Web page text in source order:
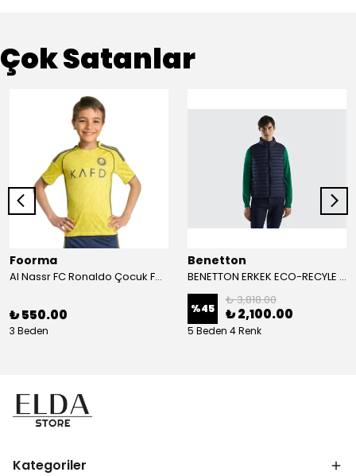
Çok Satanlar
Foorma
Al Nassr FC Ronaldo Çocuk Forma 2'li Takım(Şort/T-Shirt)
₺ 550.00
3 Beden
Benetton
BENETTON ERKEK ECO-RECYLE DOLGULU PUFA YELEK
%45
₺ 3,818.00
₺ 2,100.00
5 Beden 4 Renk
Kategoriler